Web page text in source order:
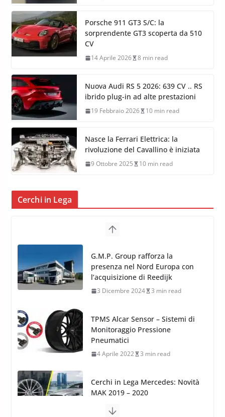
Porsche 911 GT3 S/C: la
sorprendente GT3 scoperta da 510
CV
14 Aprile 2026 8 min read
Nuova Audi RS 5 2026: 639 CV .. RS
ibrido plug-in ad alte prestazioni
19 Febbraio 2026 10 min read
Nasce la Ferrari Elettrica: la
rivoluzione del Cavallino è iniziata
9 Ottobre 2025 10 min read
Cerchi in Lega
TPMS Alcar Sensor – Sistemi di
Monitoraggio Pressione
Pneumatici
4 Aprile 2022 3 min read
Cerchi in Lega Mercedes: Novità
MAK 2019 – 2020
16 Settembre 2019
MAK FIVESTAR (2019)
24 Luglio 2019 1 min read